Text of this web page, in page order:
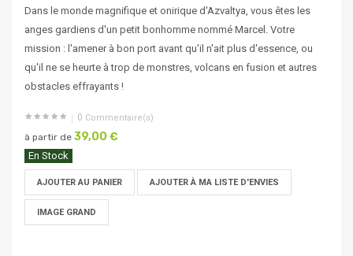
Dans le monde magnifique et onirique d'Azvaltya, vous êtes les
anges gardiens d'un petit bonhomme nommé Marcel. Votre
mission : l'amener à bon port avant qu'il n'ait plus d'essence, ou
qu'il ne se heurte à trop de monstres, volcans en fusion et autres
obstacles effrayants !
0 Commentaire(s)
à partir de 39,00 €
En Stock
AJOUTER AU PANIER AJOUTER À MA LISTE D'ENVIES
IMAGE GRAND